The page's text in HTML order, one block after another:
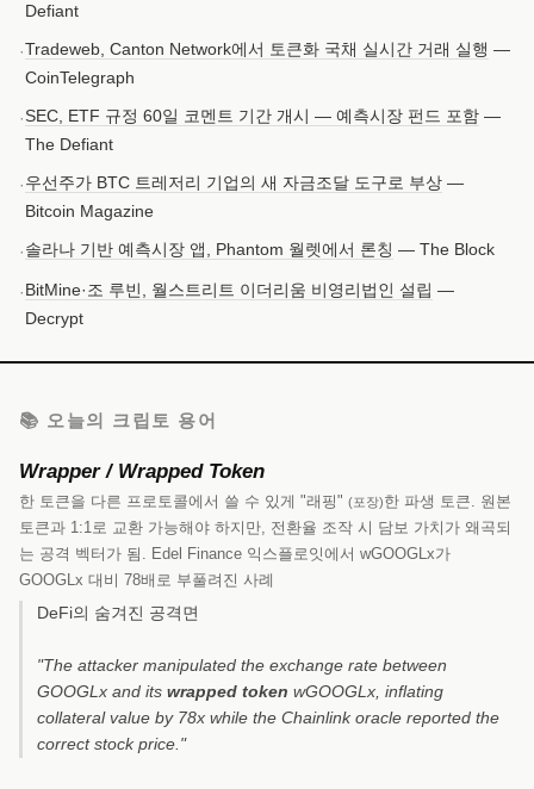
Defiant
·Tradeweb, Canton Network에서 토큰화 국채 실시간 거래 실행 —
CoinTelegraph
·SEC, ETF 규정 60일 코멘트 기간 개시 — 예측시장 펀드 포함 —
The Defiant
·우선주가 BTC 트레저리 기업의 새 자금조달 도구로 부상 —
Bitcoin Magazine
·솔라나 기반 예측시장 앱, Phantom 월렛에서 론칭 — The Block
·BitMine·조 루빈, 월스트리트 이더리움 비영리법인 설립 —
Decrypt
📚 오늘의 크립토 용어
Wrapper / Wrapped Token
한 토큰을 다른 프로토콜에서 쓸 수 있게 "래핑" (포장)한 파생 토큰. 원본
토큰과 1:1로 교환 가능해야 하지만, 전환율 조작 시 담보 가치가 왜곡되
는 공격 벡터가 됨. Edel Finance 익스플로잇에서 wGOOGLx가
GOOGLx 대비 78배로 부풀려진 사례
DeFi의 숨겨진 공격면
"The attacker manipulated the exchange rate between
GOOGLx and its wrapped token wGOOGLx, inflating
collateral value by 78x while the Chainlink oracle reported the
correct stock price."